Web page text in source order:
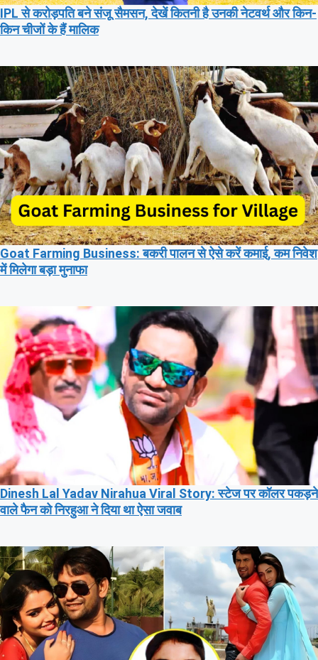
IPL से करोड़पति बने संजू सैमसन, देखें कितनी है उनकी नेटवर्थ और किन-
किन चीजों के हैं मालिक
Goat Farming Business: बकरी पालन से ऐसे करें कमाई, कम निवेश
में मिलेगा बड़ा मुनाफा
Dinesh Lal Yadav Nirahua Viral Story: स्टेज पर कॉलर पकड़ने
वाले फैन को निरहुआ ने दिया था ऐसा जवाब